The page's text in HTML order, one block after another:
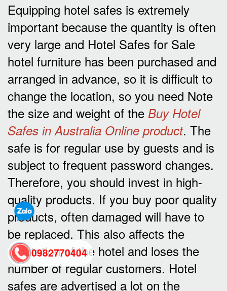
Equipping hotel safes is extremely
important because the quantity is often
very large and Hotel Safes for Sale
hotel furniture has been purchased and
arranged in advance, so it is difficult to
change the location, so you need Note
the size and weight of the Buy Hotel
Safes in Australia Online product. The
safe is for regular use by guests and is
subject to frequent password changes.
Therefore, you should invest in high-
quality products. If you buy poor quality
products, often damaged will have to
be replaced. This also affects the
reputation of the hotel and loses the
number of regular customers. Hotel
safes are advertised a lot on the
0982770404